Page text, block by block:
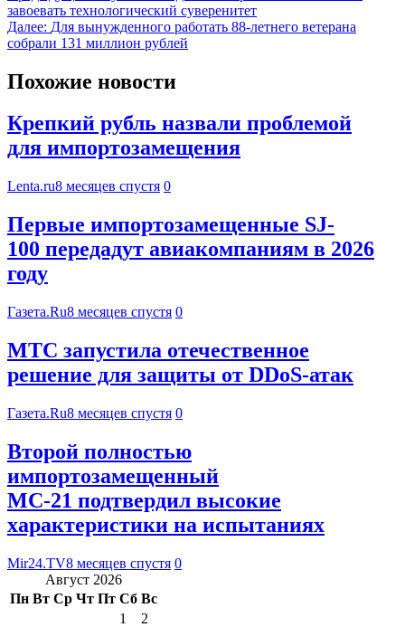
завоевать технологический суверенитет
Далее: Для вынужденного работать 88-летнего ветерана
собрали 131 миллион рублей
Похожие новости
Крепкий рубль назвали проблемой
для импортозамещения
Lenta.ru8 месяцев спустя 0
Первые импортозамещенные SJ-
100 передадут авиакомпаниям в 2026
году
Газета.Ru8 месяцев спустя 0
МТС запустила отечественное
решение для защиты от DDoS-атак
Газета.Ru8 месяцев спустя 0
Второй полностью
импортозамещенный
МС-21 подтвердил высокие
характеристики на испытаниях
Mir24.TV8 месяцев спустя 0
Август 2026
Пн Вт Ср Чт Пт Сб Вс
1
2